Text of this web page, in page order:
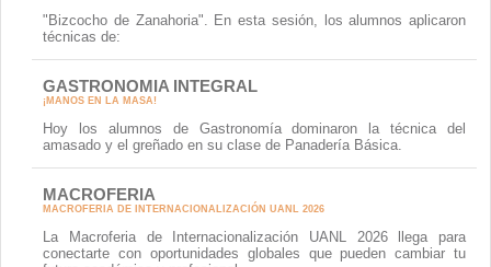
"Bizcocho de Zanahoria". En esta sesión, los alumnos aplicaron
técnicas de:
GASTRONOMIA INTEGRAL
¡MANOS EN LA MASA!
Hoy los alumnos de Gastronomía dominaron la técnica del
amasado y el greñado en su clase de Panadería Básica.
MACROFERIA
MACROFERIA DE INTERNACIONALIZACIÓN UANL 2026
La Macroferia de Internacionalización UANL 2026 llega para
conectarte con oportunidades globales que pueden cambiar tu